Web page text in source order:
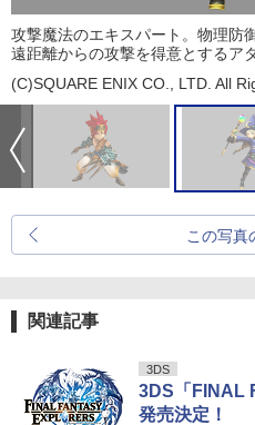
攻撃魔法のエキスパート。物理防
遠距離からの攻撃を得意とするア
(C)SQUARE ENIX CO., LTD. All
この写真
関連記事
3DS
3DS「FINAL
発売決定！